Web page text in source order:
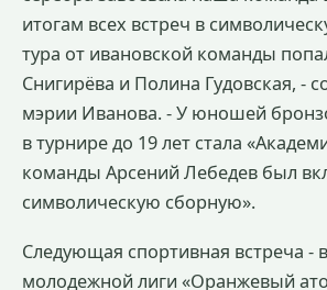
итогам всех встреч в
тура от ивановской команды
Снигирёва и Полина Гудовская, -
мэрии Иванова. - У юношей
в турнире до 19 лет стала
команды Арсений Лебедев был
символическую сборную».
Следующая спортивная встреча -
молодежной лиги «Оранжевый